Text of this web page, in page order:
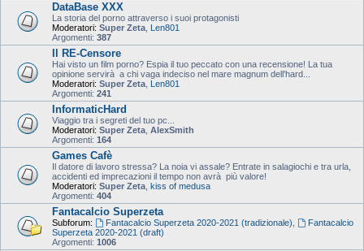
DataBase XXX
La storia del porno attraverso i suoi protagonisti
Moderatori: Super Zeta Len801
Argomenti: 387
Il RE-Censore
Hai visto un film porno? Espia il tuo peccato con una recensione! La tua
opinione servirà a chi vaga indeciso nel mare magnum dell'hard...
Moderatori: Super Zeta Len801
Argomenti: 241
InformaticHard
Viaggio tra i segreti del tuo pc...
Moderatori: Super Zeta AlexSmith
Argomenti: 164
Games Cafè
Il datore di lavoro stressa? La noia vi assale? Entrate in salagiochi e tra urla,
accidenti ed imprecazioni il tempo non avrà più valore!
Moderatori: Super Zeta kiss of medusa
Argomenti: 404
Fantacalcio Superzeta
Subforum: Fantacalcio Superzeta 2020-2021 (tradizionale)
Fantacalcio
Superzeta 2020-2021 (draft)
Argomenti: 1006